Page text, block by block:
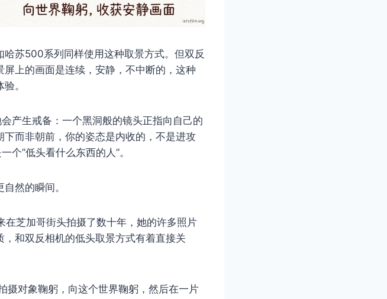
苏500系列同样使用这种取景方式。但双反
上的画面是连续，安静，不中断的，这种
。
产生戒备：一个黑洞般的镜头正指向自己的
而非朝前，你的姿态是内收的，不是进攻
个”低头看什么东西的人”。
然的瞬间。
芝加哥街头拍摄了数十年，她的许多照片
和双反相机的低头取景方式有着直接关
摄对象鞠躬，向这个世界鞠躬，然后在一片